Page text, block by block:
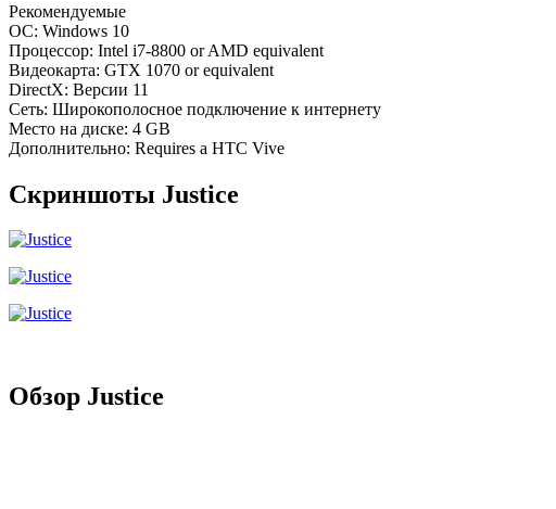
Рекомендуемые
ОС: Windows 10
Процессор: Intel i7-8800 or AMD equivalent
Видеокарта: GTX 1070 or equivalent
DirectX: Версии 11
Сеть: Широкополосное подключение к интернету
Место на диске: 4 GB
Дополнительно: Requires a HTC Vive
Скриншоты Justice
Обзор Justice